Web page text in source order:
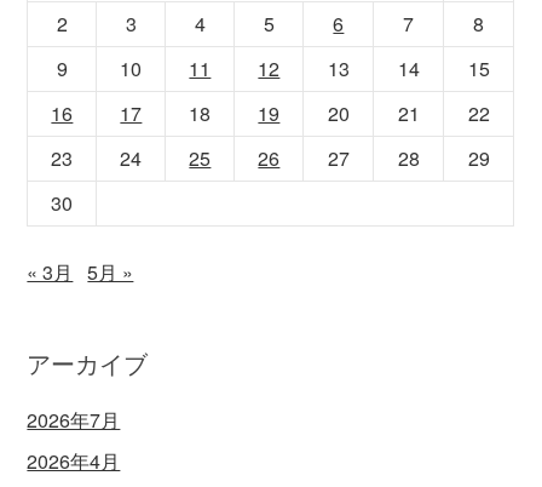
2 3 4 5 6 7
8
9
10 11 12 13 14
15
16
17 18 19 20 21
22
23
24 25 26 27 28
29
30
« 3月 5月 »
アーカイブ
2026年7月
2026年4月